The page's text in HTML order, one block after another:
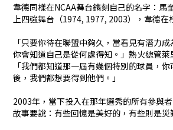
韋德同樣在NCAA舞台鐫刻自己的名字：馬
上四強舞台（1974, 1977, 2003），韋德在
「只要你待在聯盟中夠久，當看見有潛力成
你會知道自己是從何處得知。」熱火總管萊
「我們都知道那一屆有幾個特別的球員，
後，我們都想要得到他們。」
2003年，當下投入在那年選秀的所有參與
故事要說：有些回憶是美好的，有些則是災